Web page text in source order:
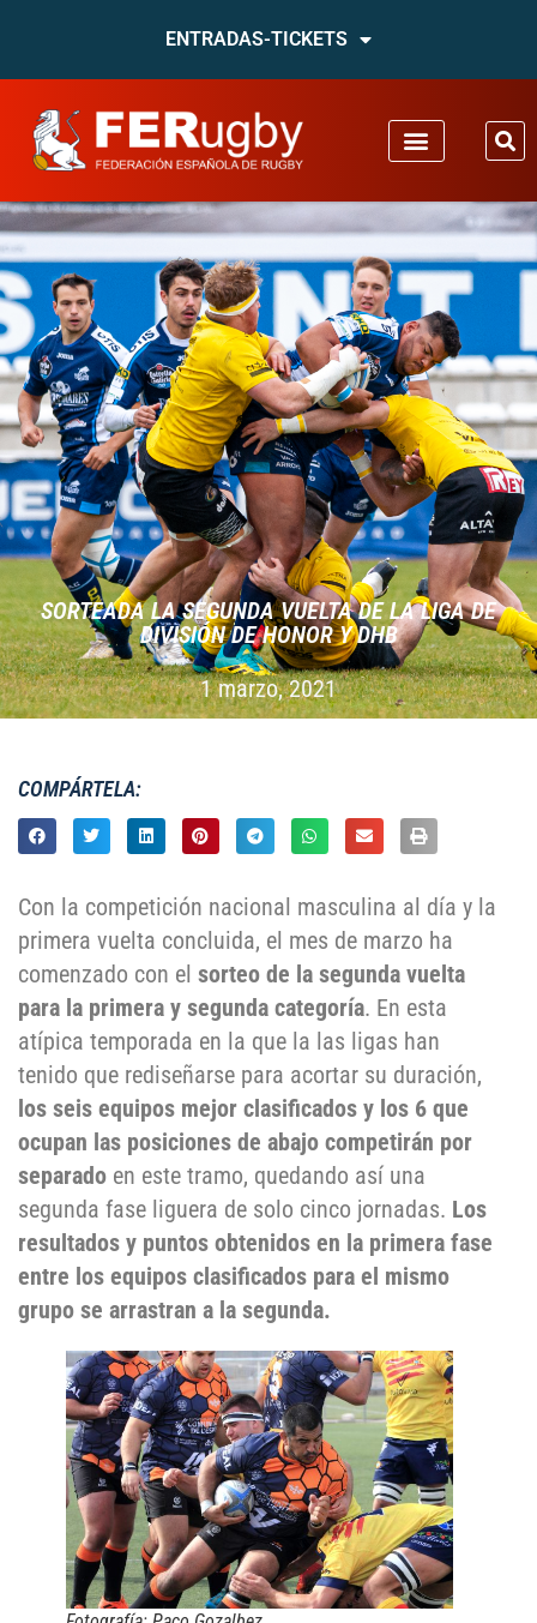
ENTRADAS-TICKETS
SORTEADA LA SEGUNDA VUELTA DE LA LIGA DE
DIVISIÓN DE HONOR Y DHB
1 marzo, 2021
COMPÁRTELA:
Con la competición nacional masculina al día y la
primera vuelta concluida, el mes de marzo ha
comenzado con el sorteo de la segunda vuelta
para la primera y segunda categoría. En esta
atípica temporada en la que la las ligas han
tenido que rediseñarse para acortar su duración,
los seis equipos mejor clasificados y los 6 que
ocupan las posiciones de abajo competirán por
separado en este tramo, quedando así una
segunda fase liguera de solo cinco jornadas. Los
resultados y puntos obtenidos en la primera fase
entre los equipos clasificados para el mismo
grupo se arrastran a la segunda.